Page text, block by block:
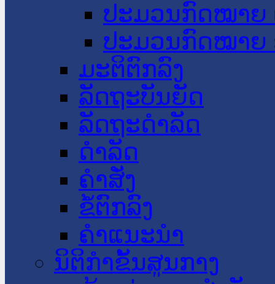
ປະມວນກົດໝາຍ
ປະມວນກົດໝາຍ
ມະຕິຕົກລົງ
ລັດຖະບັນຍັດ
ລັດຖະດໍາລັດ
ດໍາລັດ
ຄໍາສັ່ງ
ຂໍ້ຕົກລົງ
ຄໍາແນະນໍາ
ນິຕິກຳຂັ້ນສູນກາງ